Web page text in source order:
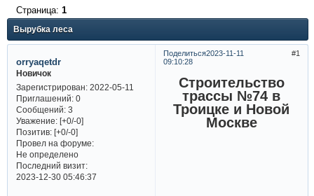
Вырубка леса
Страница: 1
Поделиться 1
2023-11-11
09:10:28
orryaqetdr
Новичок
Зарегистрирован: 2022-05-11
Приглашений:0
Сообщений:3
Уважение: [+0/-0]
Позитив: [+0/-0]
Провел на форуме:
Не определено
Последний визит:
2023-12-30 05:46:37
Строительство
трассы №74 в
Троицке и Новой
Москве